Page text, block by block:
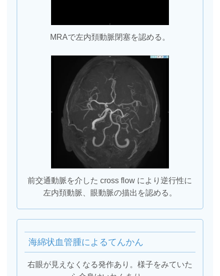
MRAで左内頚動脈閉塞を認める。
前交通動脈を介した cross flow により逆行性に
左内頚動脈、眼動脈の描出を認める。
海綿状血管腫によるてんかん
右眼が見えなくなる発作あり。様子をみていた